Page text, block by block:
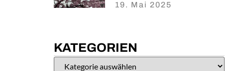
19. Mai 2025
KATEGORIEN